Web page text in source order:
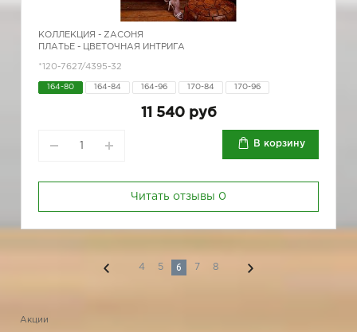
КОЛЛЕКЦИЯ - ZAСОНЯ
ПЛАТЬЕ - ЦВЕТОЧНАЯ ИНТРИГА
*120-7627/4395-32
164-80 164-84 164-96 170-84 170-96
11 540 руб
В корзину
Читать отзывы 0
4 5 6 7 8
Акции